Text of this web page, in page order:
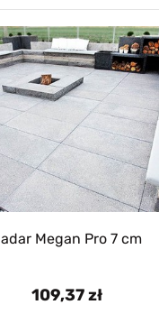
Jadar Megan Pro 7 cm
109,37